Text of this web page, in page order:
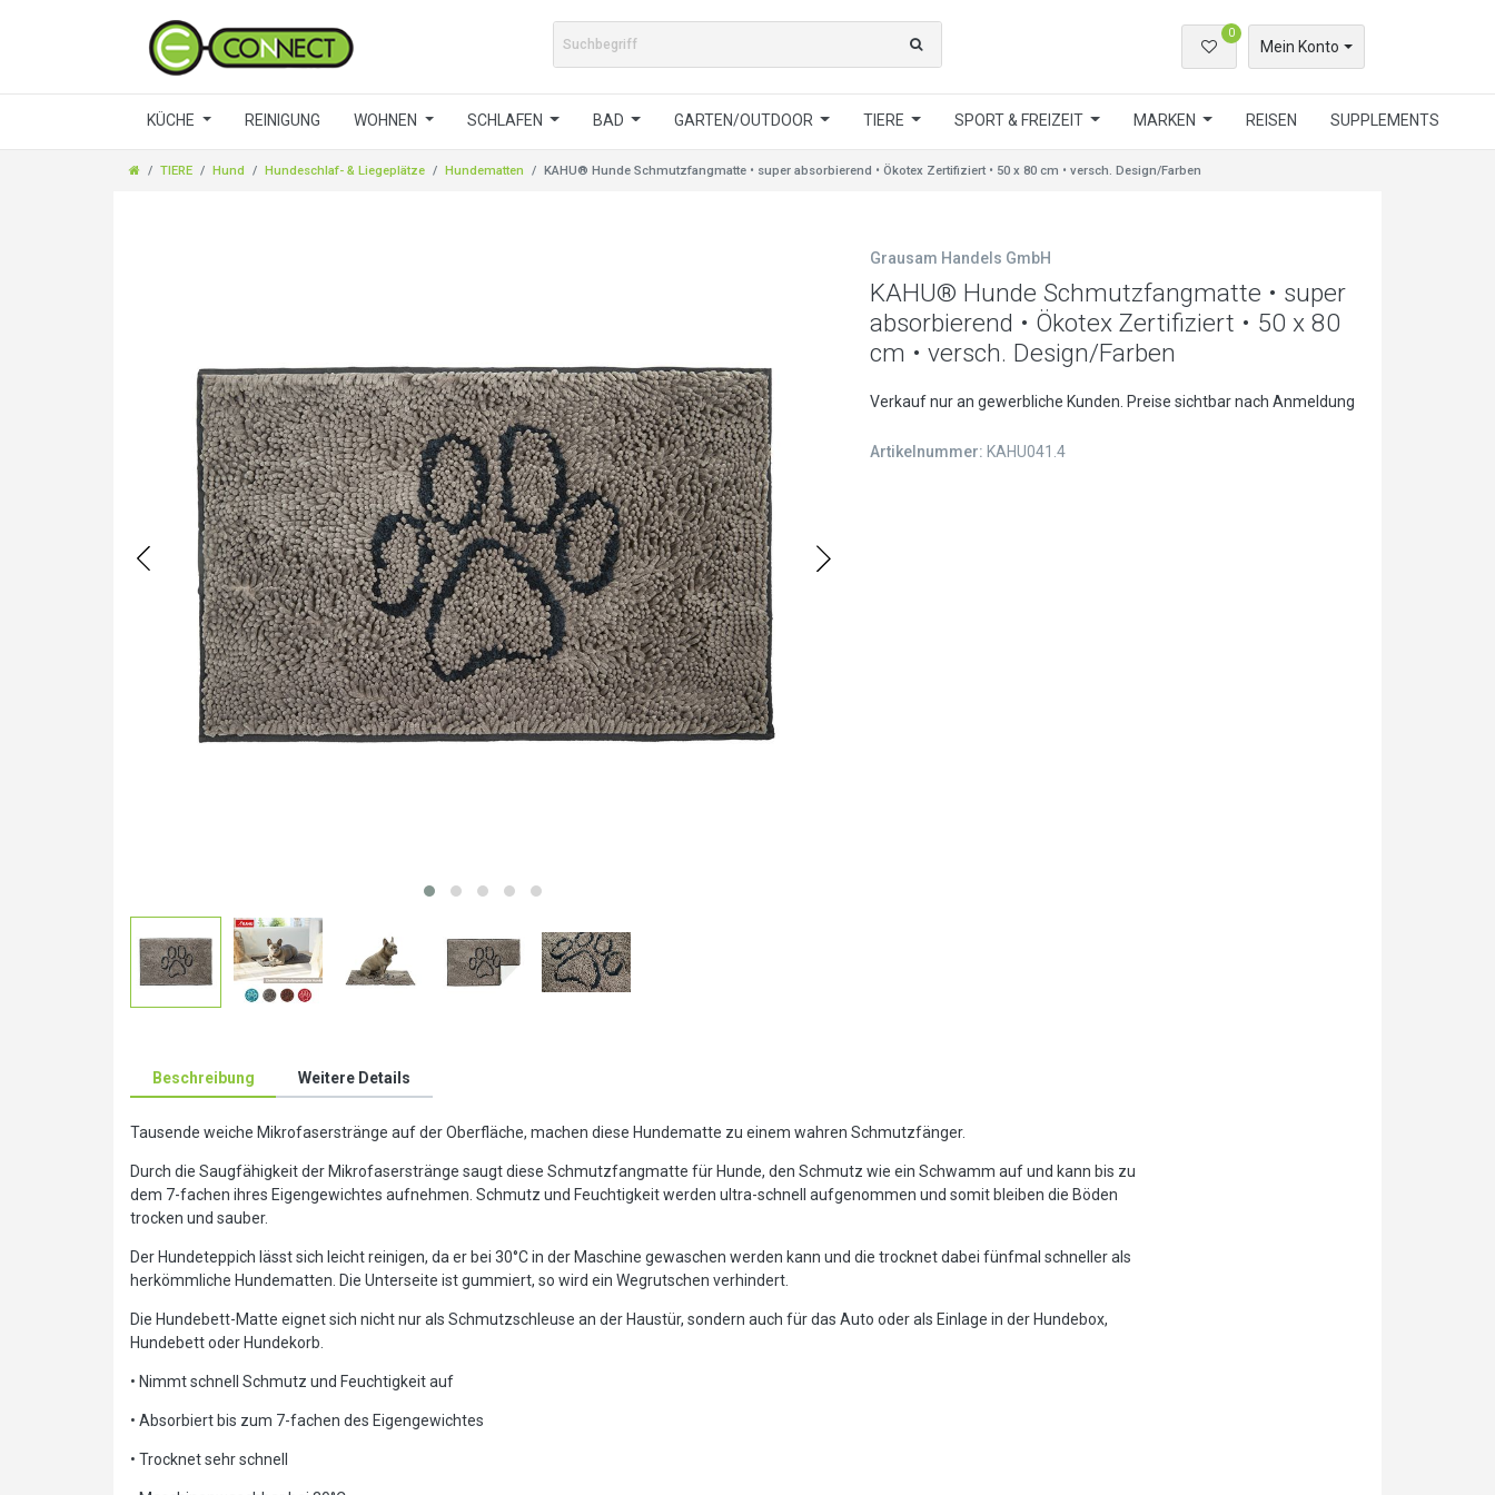
0
Mein Konto
KÜCHE REINIGUNG WOHNEN SCHLAFEN BAD GARTEN/OUTDOOR TIERE SPORT & FREIZEIT MARKEN REISEN SUPPLEMENTS
TIERE Hund Hundeschlaf- & Liegeplätze Hundematten KAHU® Hunde Schmutzfangmatte • super absorbierend • Ökotex Zertifiziert • 50 x 80 cm • versch. Design/Farben
Grausam Handels GmbH
KAHU® Hunde Schmutzfangmatte • super
absorbierend • Ökotex Zertifiziert • 50 x 80
cm • versch. Design/Farben
Verkauf nur an gewerbliche Kunden. Preise sichtbar nach Anmeldung
Artikelnummer: KAHU041.4
Beschreibung Weitere Details
Tausende weiche Mikrofaserstränge auf der Oberfläche, machen diese Hundematte zu einem wahren Schmutzfänger.
Durch die Saugfähigkeit der Mikrofaserstränge saugt diese Schmutzfangmatte für Hunde, den Schmutz wie ein Schwamm auf und kann bis zu
dem 7-fachen ihres Eigengewichtes aufnehmen. Schmutz und Feuchtigkeit werden ultra-schnell aufgenommen und somit bleiben die Böden
trocken und sauber.
Der Hundeteppich lässt sich leicht reinigen, da er bei 30°C in der Maschine gewaschen werden kann und die trocknet dabei fünfmal schneller als
herkömmliche Hundematten. Die Unterseite ist gummiert, so wird ein Wegrutschen verhindert.
Die Hundebett-Matte eignet sich nicht nur als Schmutzschleuse an der Haustür, sondern auch für das Auto oder als Einlage in der Hundebox,
Hundebett oder Hundekorb.
• Nimmt schnell Schmutz und Feuchtigkeit auf
• Absorbiert bis zum 7-fachen des Eigengewichtes
• Trocknet sehr schnell